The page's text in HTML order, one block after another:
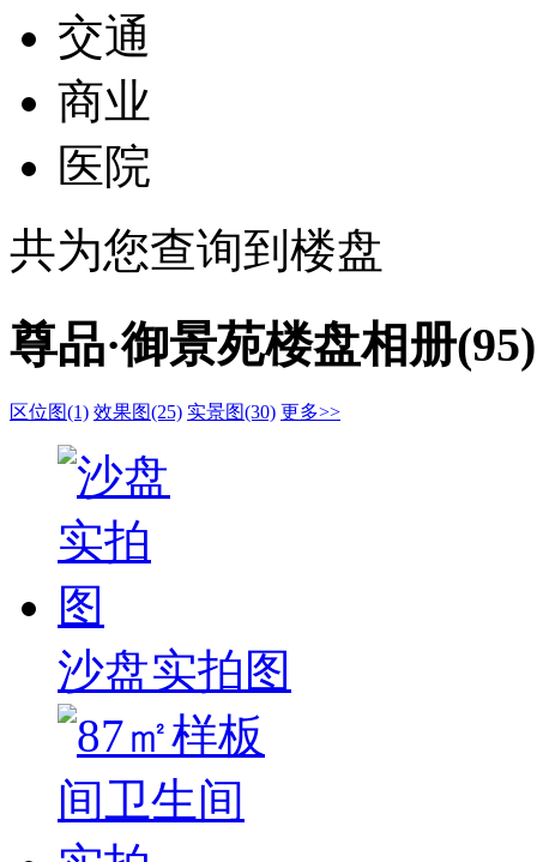
交通
商业
医院
共为您查询到 楼盘
尊品·御景苑楼盘相册(95)
区位图(1) 效果图(25) 实景图(30) 更多>>
沙盘实拍图